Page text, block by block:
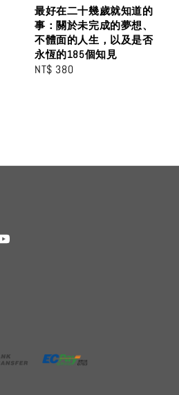
最好在二十幾歲就知道的
事：關於未完成的夢想、
不體面的人生，以及是否
永恆的185個知見
Regular
NT$ 380